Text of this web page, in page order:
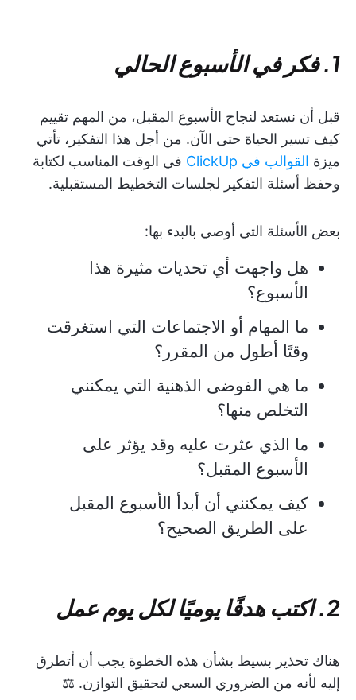
1. فكر في الأسبوع الحالي
قبل أن نستعد لنجاح الأسبوع المقبل، من المهم تقييم
كيف تسير الحياة حتى الآن. من أجل هذا التفكير، تأتي
ميزة القوالب في ClickUp
في الوقت المناسب لكتابة
وحفظ أسئلة التفكير لجلسات التخطيط المستقبلية.
بعض الأسئلة التي أوصي بالبدء بها:
هل واجهت أي تحديات مثيرة هذا
الأسبوع؟
ما المهام أو الاجتماعات التي استغرقت
وقتًا أطول من المقرر؟
ما هي الفوضى الذهنية التي يمكنني
التخلص منها؟
ما الذي عثرت عليه وقد يؤثر على
الأسبوع المقبل؟
كيف يمكنني أن أبدأ الأسبوع المقبل
على الطريق الصحيح؟
2. اكتب هدفًا يوميًا لكل يوم عمل
هناك تحذير بسيط بشأن هذه الخطوة يجب أن أتطرق
إليه لأنه من الضروري السعي لتحقيق التوازن. ⚖️